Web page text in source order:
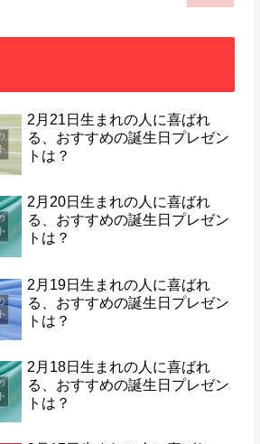
2月21日生まれの人に喜ばれ
る、おすすめの誕生日プレゼン
トは？
2月20日生まれの人に喜ばれ
る、おすすめの誕生日プレゼン
トは？
2月19日生まれの人に喜ばれ
る、おすすめの誕生日プレゼン
トは？
2月18日生まれの人に喜ばれ
る、おすすめの誕生日プレゼン
トは？